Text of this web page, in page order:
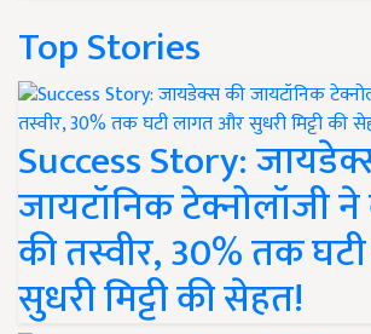
Top Stories
Success Story:
जायटॉनिक टेक्नोलॉजी
की तस्वीर, 30% तक
सुधरी मिट्टी की सेहत!